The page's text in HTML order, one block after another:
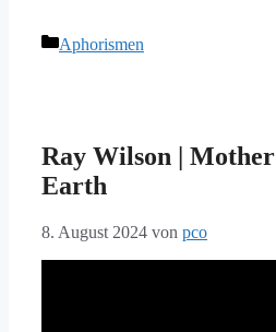
Kategorien
Aphorismen
Ray Wilson | Mother
Earth
8. August 2024 von pco